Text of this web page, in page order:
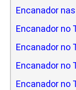
Encanador
Encanador no
Encanador no
Encanador no
Encanador no